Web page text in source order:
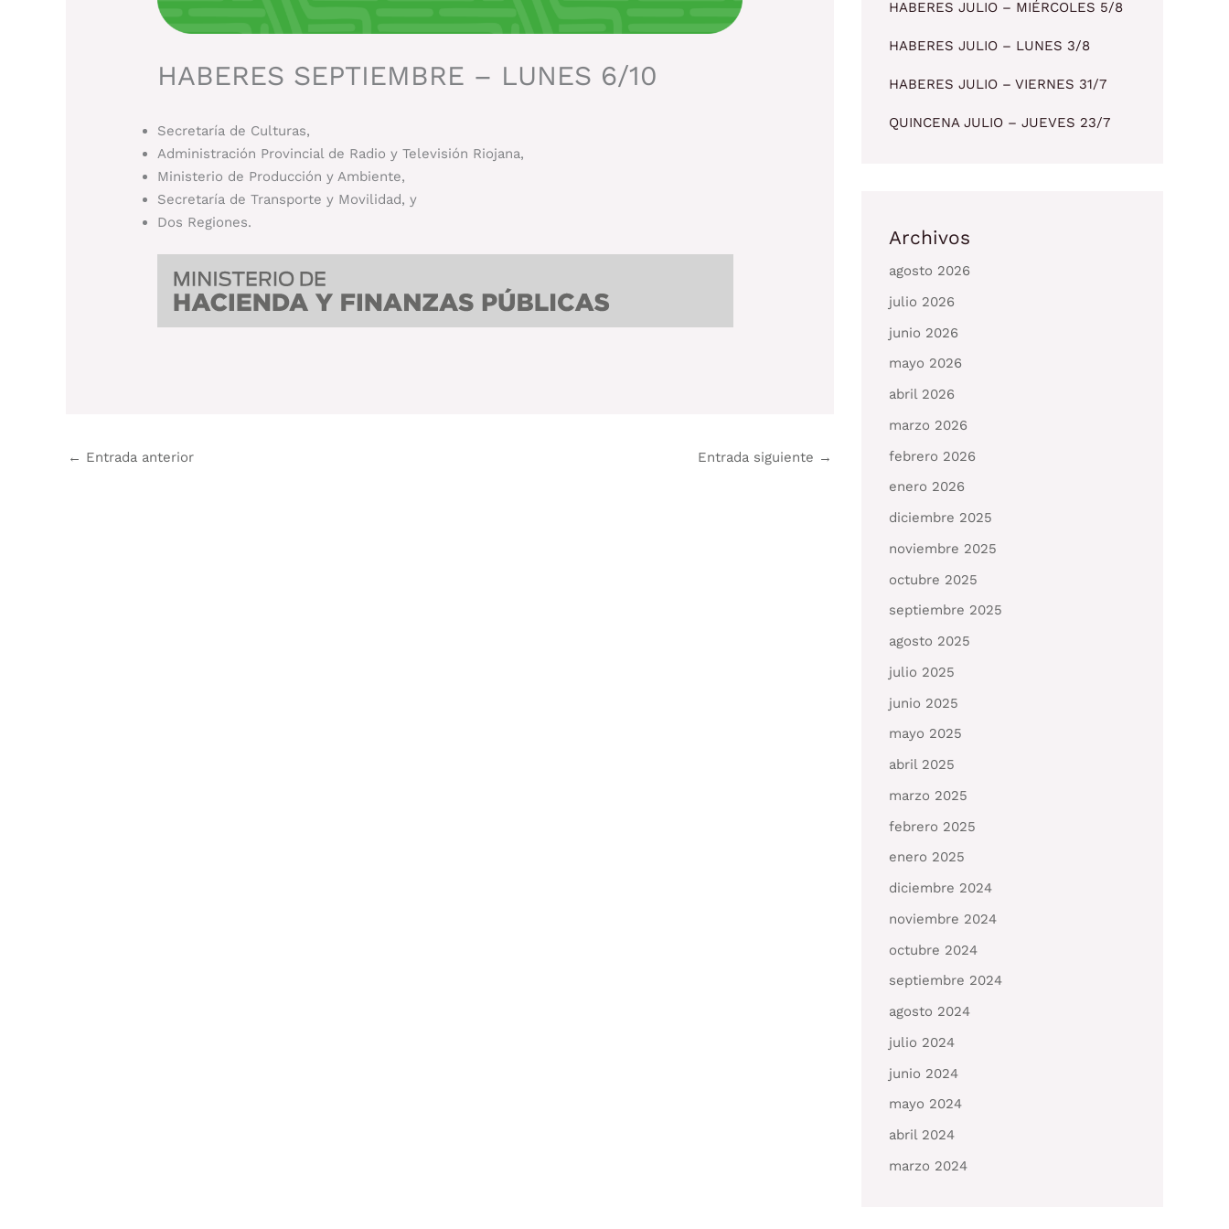
HABERES SEPTIEMBRE – LUNES 6/10
Secretaría de Culturas,
Administración Provincial de Radio y Televisión Riojana,
Ministerio de Producción y Ambiente,
Secretaría de Transporte y Movilidad, y
Dos Regiones.
← Entrada anterior Entrada siguiente →
HABERES JULIO – MIÉRCOLES 5/8
HABERES JULIO – LUNES 3/8
HABERES JULIO – VIERNES 31/7
QUINCENA JULIO – JUEVES 23/7
Archivos
agosto 2026
julio 2026
junio 2026
mayo 2026
abril 2026
marzo 2026
febrero 2026
enero 2026
diciembre 2025
noviembre 2025
octubre 2025
septiembre 2025
agosto 2025
julio 2025
junio 2025
mayo 2025
abril 2025
marzo 2025
febrero 2025
enero 2025
diciembre 2024
noviembre 2024
octubre 2024
septiembre 2024
agosto 2024
julio 2024
junio 2024
mayo 2024
abril 2024
marzo 2024